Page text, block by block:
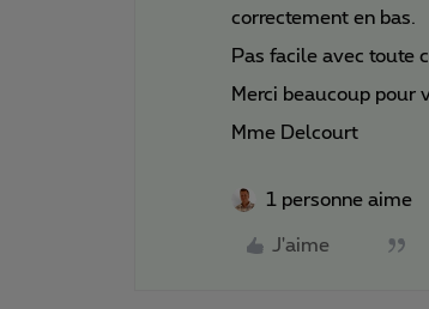
correctement en bas.
Pas facile avec toute
Merci beaucoup pour
Mme Delcourt
1 personne aime
J'aime